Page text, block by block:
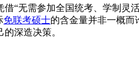
借“无需参加全国统考、学制灵
免联考硕士的含金量并非一概而
深造决策。